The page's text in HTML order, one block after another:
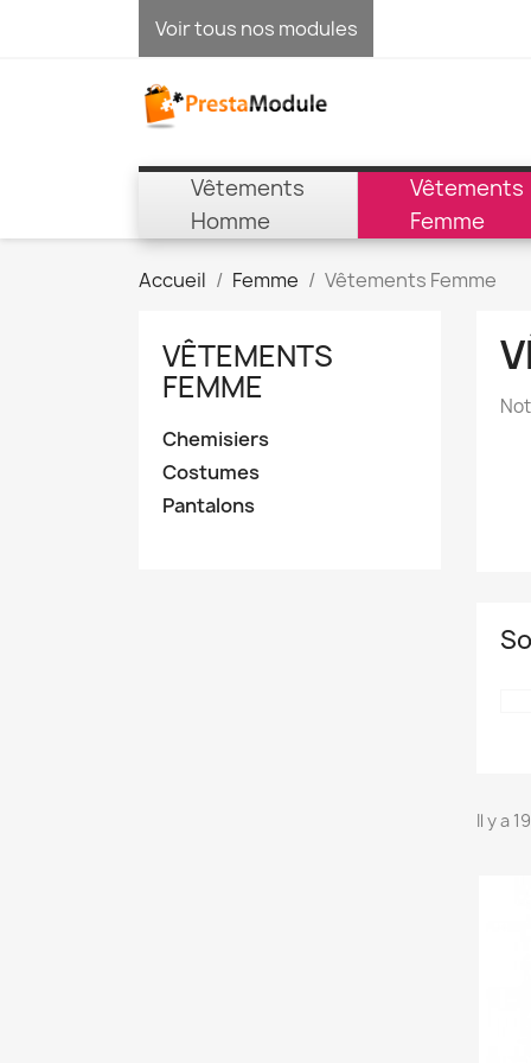
Voir tous nos modules
Vêtements
Homme
Vêtements
Femme
Accueil Femme Vêtements Femme
VÊTEMENTS
FEMME
Chemisiers
Costumes
Pantalons
Il y a